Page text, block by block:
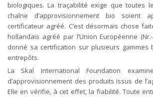
biologiques. La traçabilité exige que toutes
chaîne d’approvisionnement bio soient
certificateur agréé. C’est désormais chose
hollandais agréé par l’Union Européenne (Nr.-
donné sa certification sur plusieurs gammes
entrepôts.
La Skal International Foundation
d’approvisionnement des produits issus de
Elle en vérifie, à cet effet, la fiabilité. Toute